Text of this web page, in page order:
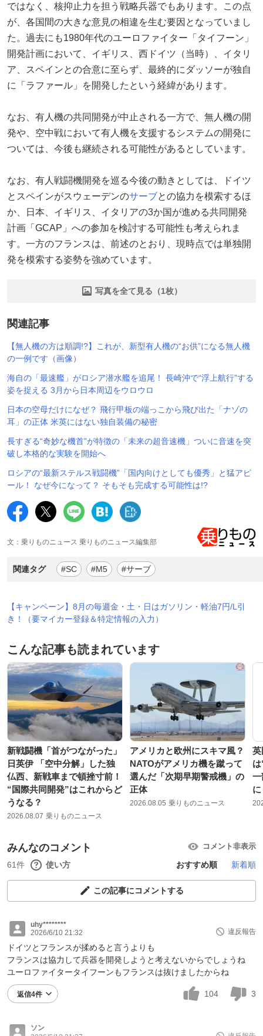
ではなく、核抑止力を担う戦略兵器でもあります。この点
が、各国間の大きな意見の相違を生む要因となっていまし
た。過去にも1980年代のユーロファイター「タイフーン」
開発計画において、イギリス、西ドイツ（当時）、イタリ
ア、スペインとの合意に至らず、最終的にダッソーが独自
に「ラファール」を開発したという経緯があります。
なお、有人機の共同開発が中止される一方で、無人機の開
発や、空中戦において有人機を支援するシステムの開発に
ついては、今後も継続される可能性があるとしています。
なお、有人戦闘機開発を巡る今後の動きとしては、ドイツ
とスペインがスウェーデンのサーブとの協力を模索するほ
か、日本、イギリス、イタリアの3か国が進める共同開発
計画「GCAP」への参加を検討する可能性も考えられま
す。一方のフランスは、前述のとおり、現時点では単独開
発を模索する姿勢を強めています。
写真を全て見る（1枚）
関連記事
【無人機の方は順調!?】これが、新型有人機の“お供”になる無人機
の一例です（画像）
海自の「最速艦」がロシア潜水艦を追尾！ 長崎沖で“浮上航行”する
姿を捉える 3月から日本周辺をウロウロ
日本の空母だけになぜ？ 飛行甲板の端っこから飛び出た「ナゾの
耳」の正体 米英にはない独自装備の秘密
長すぎる“奇妙な機首”が特徴の「未来の超音速機」ついに音速を突
破し本格的な実験を開始へ
ロシアの“最新ステルス戦闘機”「国内向けとしても優秀」と猛アピ
ール！ なぜ今になって？ そもそも完成する可能性は!?
文：乗りものニュース 乗りものニュース編集部
関連タグ #SC #M5 #サーブ
【キャンペーン】8月の毎週金・土・日はガソリン・軽油7円/L引
き！（要マイカー登録＆特定情報の入力）
こんな記事も読まれています
新戦闘機「首がつながった」
日英伊 「空中分解」した独
仏西、新戦車まで頓挫寸前！
“国際共同開発”はこれからど
うなる？
2026.08.07 乗りものニュース
アメリカと欧州にスキマ風？
NATOがアメリカ機を蹴って
選んだ「次期早期警戒機」の
正体
2026.08.05 乗りものニュース
英
みんなのコメント コメント非表示
61件 使い方 おすすめ順 新着順
この記事にコメントする
uhy********
2026/6/10 21:32
違反報告
ドイツとフランスが揉めると言うよりも
フランスは協力して兵器を開発しようと考えないからでしょうね
ユーロファイタータイフーンもフランスは抜けましたからね
返信4件 104 3
ソン